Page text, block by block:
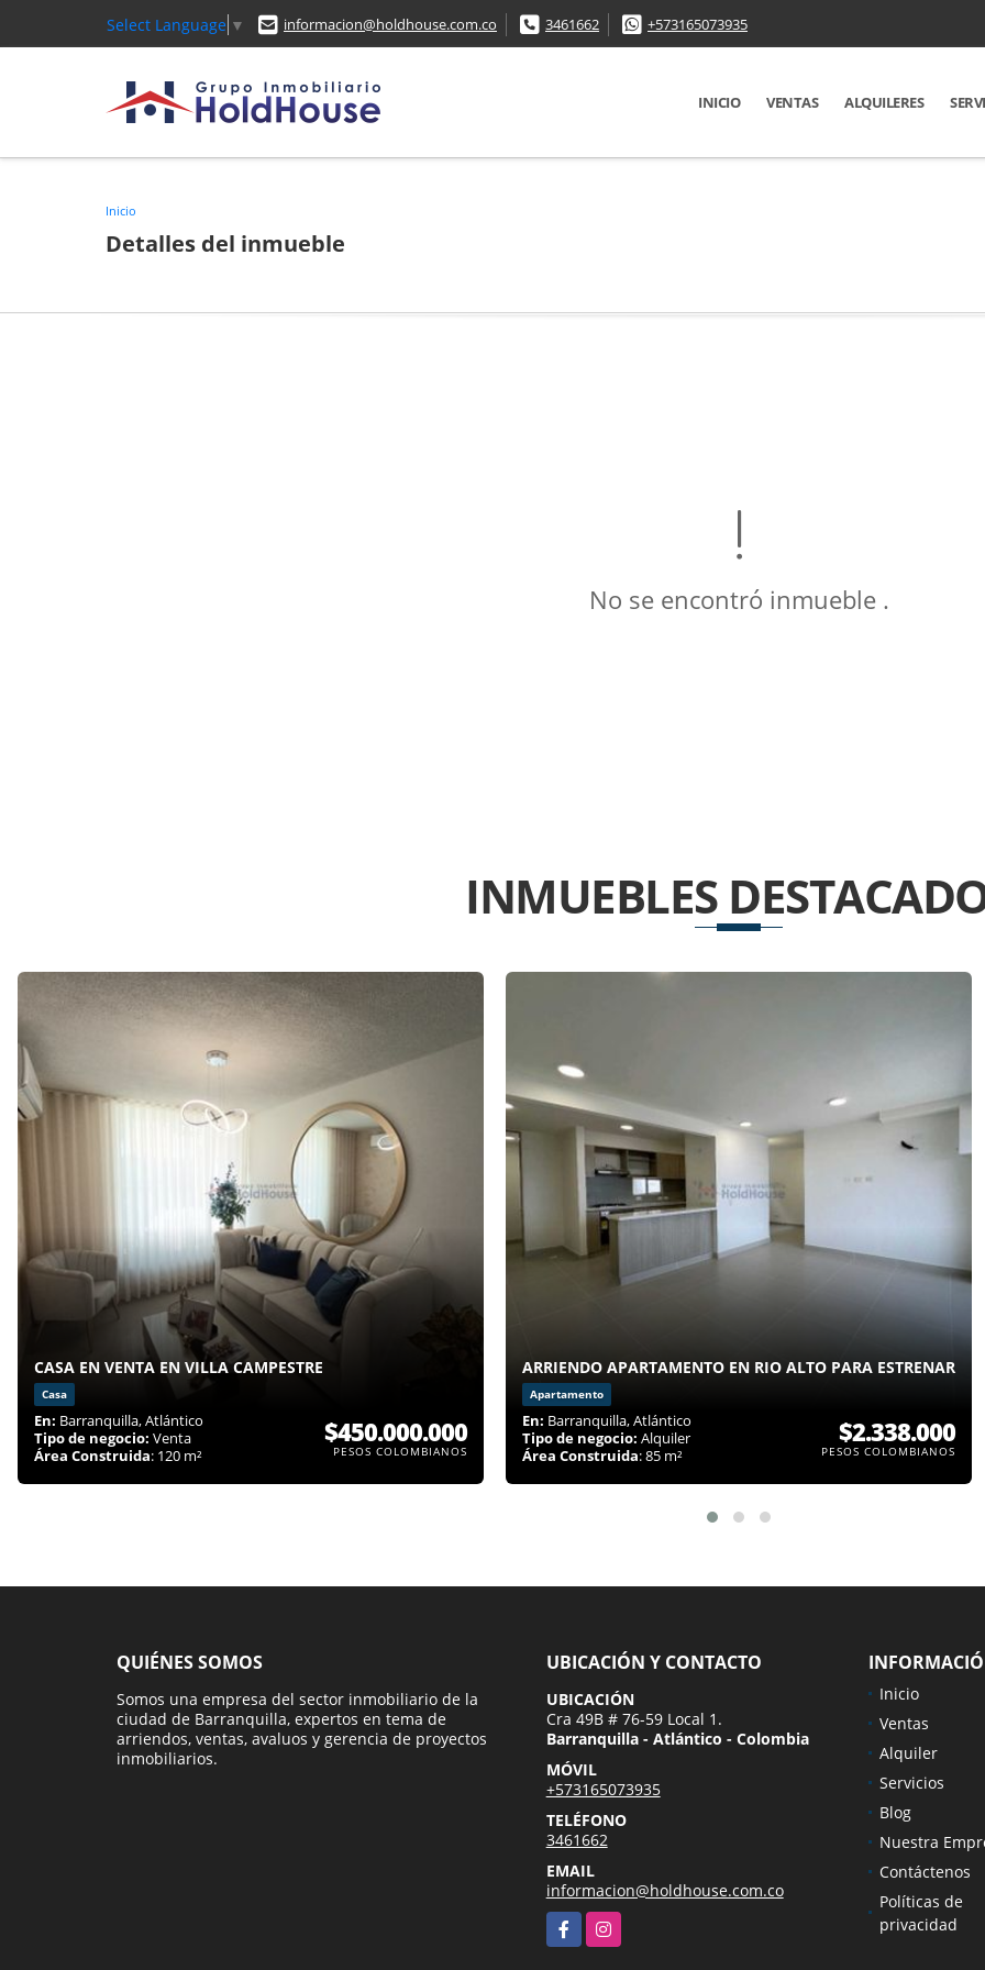
Select Language ▼ informacion@holdhouse.com.co 3461662 +573165073935
INICIO VENTAS ALQUILERES
Inicio
Detalles del inmueble
No se encontró inmueble .
INMUEBLES
CASA EN VENTA EN VILLA CAMPESTRE
Casa
En: Barranquilla, Atlántico
Tipo de negocio: Venta
Área Construida: 120 m²
$450.000.000
PESOS COLOMBIANOS
ARRIENDO APARTAMENTO EN RIO ALTO PARA ESTRENAR
Apartamento
En: Barranquilla, Atlántico
Tipo de negocio: Alquiler
Área Construida: 85 m²
$2.338.000
PESOS COLOMBIANOS
QUIÉNES SOMOS
Somos una empresa del sector inmobiliario de la
ciudad de Barranquilla, expertos en tema de
arriendos, ventas, avaluos y gerencia de proyectos
inmobiliarios.
UBICACIÓN Y CONTACTO
UBICACIÓN
Cra 49B # 76-59 Local 1.
Barranquilla - Atlántico - Colombia
MÓVIL
+573165073935
TELÉFONO
3461662
EMAIL
informacion@holdhouse.com.co
FacebookInstagram
Inicio
Ventas
Alquiler
Servicios
Blog
Nuestra
Contáctenos
Políticas de
privacidad